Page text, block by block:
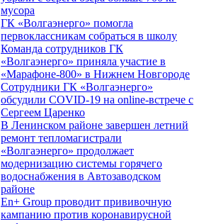
мусора
ГК «Волгаэнерго» помогла
первоклассникам собраться в школу
Команда сотрудников ГК
«Волгаэнерго» приняла участие в
«Марафоне-800» в Нижнем Новгороде
Сотрудники ГК «Волгаэнерго»
обсудили COVID-19 на online-встрече с
Сергеем Царенко
В Ленинском районе завершен летний
ремонт тепломагистрали
«Волгаэнерго» продолжает
модернизацию системы горячего
водоснабжения в Автозаводском
районе
En+ Group проводит прививочную
кампанию против коронавирусной